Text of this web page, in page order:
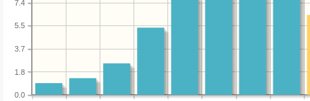
0.0
1.8
3.7
5.5
7.4